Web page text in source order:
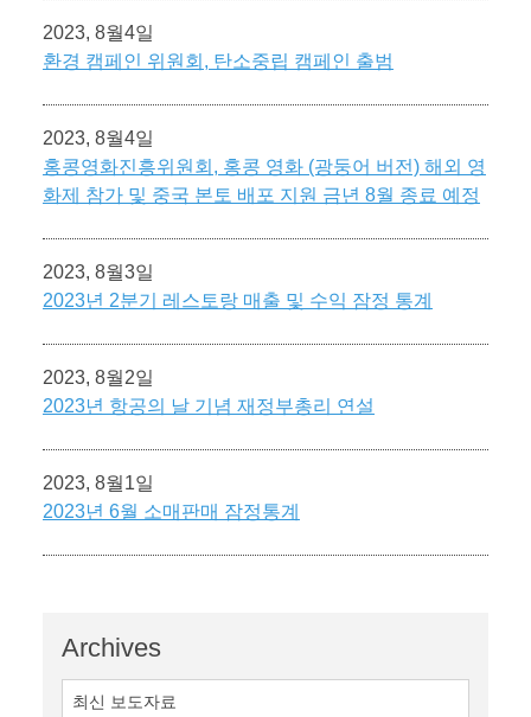
Archives
최신 보도자료
2023, 8월4일
환경 캠페인 위원회, 탄소중립 캠페인 출범
2023, 8월4일
홍콩영화진흥위원회, 홍콩 영화 (광둥어 버전) 해외 영
화제 참가 및 중국 본토 배포 지원 금년 8월 종료 예정
2023, 8월3일
2023년 2분기 레스토랑 매출 및 수익 잠정 통계
2023, 8월2일
2023년 항공의 날 기념 재정부총리 연설
2023, 8월1일
2023년 6월 소매판매 잠정통계